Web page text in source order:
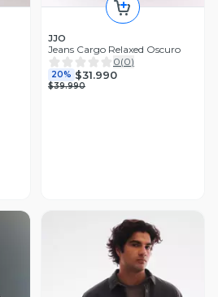
JJO
Jeans Cargo Relaxed Oscuro
0(0)
20% $31.990
$39.990